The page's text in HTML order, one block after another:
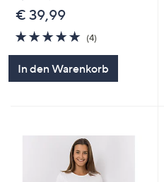
€ 39,99
4.8
von
5
(4)
In den Warenkorb